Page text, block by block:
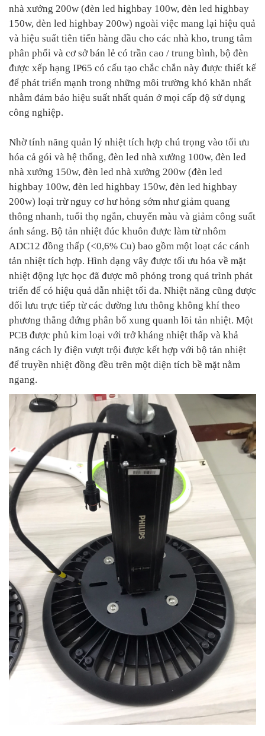
nhà xưởng 200w (đèn led highbay 100w, đèn led highbay
150w, đèn led highbay 200w) ngoài việc mang lại hiệu quả
và hiệu suất tiên tiến hàng đầu cho các nhà kho, trung tâm
phân phối và cơ sở bán lẻ có trần cao / trung bình, bộ đèn
được xếp hạng IP65 có cấu tạo chắc chắn này được thiết kế
để phát triển mạnh trong những môi trường khó khăn nhất
nhằm đảm bảo hiệu suất nhất quán ở mọi cấp độ sử dụng
công nghiệp.
Nhờ tính năng quản lý nhiệt tích hợp chú trọng vào tối ưu
hóa cả gói và hệ thống, đèn led nhà xưởng 100w, đèn led
nhà xưởng 150w, đèn led nhà xưởng 200w (đèn led
highbay 100w, đèn led highbay 150w, đèn led highbay
200w) loại trừ nguy cơ hư hỏng sớm như giảm quang
thông nhanh, tuổi thọ ngắn, chuyển màu và giảm công suất
ánh sáng. Bộ tản nhiệt đúc khuôn được làm từ nhôm
ADC12 đồng thấp (<0,6% Cu) bao gồm một loạt các cánh
tản nhiệt tích hợp. Hình dạng vây được tối ưu hóa về mặt
nhiệt động lực học đã được mô phỏng trong quá trình phát
triển để có hiệu quả dẫn nhiệt tối đa. Nhiệt năng cũng được
đối lưu trực tiếp từ các đường lưu thông không khí theo
phương thẳng đứng phân bố xung quanh lõi tản nhiệt. Một
PCB được phủ kim loại với trở kháng nhiệt thấp và khả
năng cách ly điện vượt trội được kết hợp với bộ tản nhiệt
để truyền nhiệt đồng đều trên một diện tích bề mặt nằm
ngang.